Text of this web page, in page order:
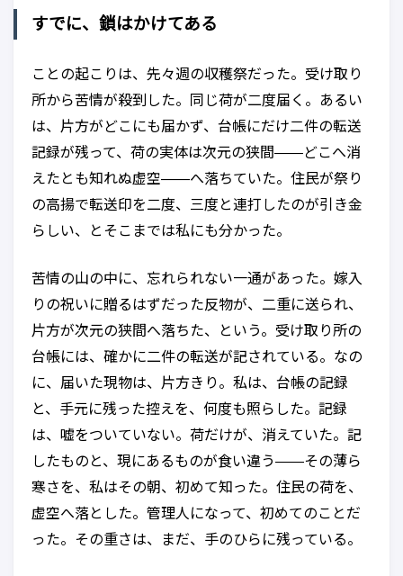
すでに、鎖はかけてある
ことの起こりは、先々週の収穫祭だった。受け取り
所から苦情が殺到した。同じ荷が二度届く。あるい
は、片方がどこにも届かず、台帳にだけ二件の転送
記録が残って、荷の実体は次元の狭間——どこへ消
えたとも知れぬ虚空——へ落ちていた。住民が祭り
の高揚で転送印を二度、三度と連打したのが引き金
らしい、とそこまでは私にも分かった。
苦情の山の中に、忘れられない一通があった。嫁入
りの祝いに贈るはずだった反物が、二重に送られ、
片方が次元の狭間へ落ちた、という。受け取り所の
台帳には、確かに二件の転送が記されている。なの
に、届いた現物は、片方きり。私は、台帳の記録
と、手元に残った控えを、何度も照らした。記録
は、嘘をついていない。荷だけが、消えていた。記
したものと、現にあるものが食い違う——その薄ら
寒さを、私はその朝、初めて知った。住民の荷を、
虚空へ落とした。管理人になって、初めてのことだ
った。その重さは、まだ、手のひらに残っている。